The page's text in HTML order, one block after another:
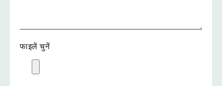
फाइलें चुनें